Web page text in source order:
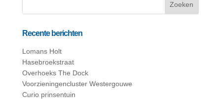
Recente berichten
Lomans Holt
Hasebroekstraat
Overhoeks The Dock
Voorzieningencluster Westergouwe
Curio prinsentuin